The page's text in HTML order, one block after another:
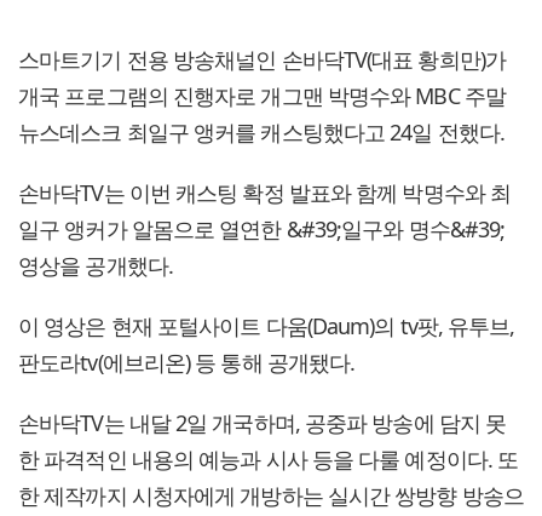
스마트기기 전용 방송채널인 손바닥TV(대표 황희만)가
개국 프로그램의 진행자로 개그맨 박명수와 MBC 주말
뉴스데스크 최일구 앵커를 캐스팅했다고 24일 전했다.
손바닥TV는 이번 캐스팅 확정 발표와 함께 박명수와 최
일구 앵커가 알몸으로 열연한 &#39;일구와 명수&#39;
영상을 공개했다.
이 영상은 현재 포털사이트 다움(Daum)의 tv팟, 유투브,
판도라tv(에브리온) 등 통해 공개됐다.
손바닥TV는 내달 2일 개국하며, 공중파 방송에 담지 못
한 파격적인 내용의 예능과 시사 등을 다룰 예정이다. 또
한 제작까지 시청자에게 개방하는 실시간 쌍방향 방송으